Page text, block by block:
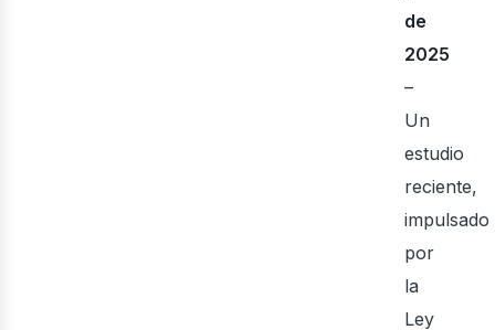
de
2025
–
Un
estudio
reciente,
impulsado
por
la
Ley